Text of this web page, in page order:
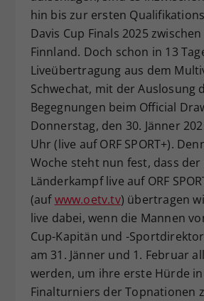
hin bis zur ersten
Davis Cup Finals 2025
Finnland. Doch schon in 13
Liveübertragung aus dem
Schwechat, mit der Auslosung
Begegnungen beim Official
Donnerstag, den 30. Jänner
Uhr (live auf ORF SPORT+).
Woche steht nun fest, dass der
Länderkampf live auf ORF
(aufwww.oetv.tv) übertragen
live dabei, wenn die Mannen
Cup-Kapitän und -
am 31. Jänner und 1. Februar
werden, um ihre erste Hürde
Finalturniers der Topnationen
Zweck
Dieser Wert
Einstellungen. Unter
zufällig generierte
historische
vorgenommen
Webseiten-Betreiber
hat.